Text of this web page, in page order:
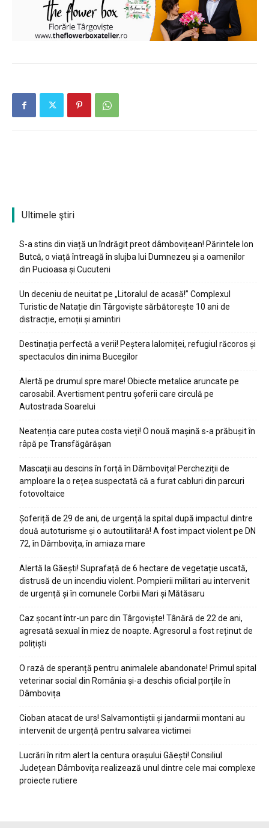
Ultimele ştiri
S-a stins din viață un îndrăgit preot dâmbovițean! Părintele Ion
Butcă, o viață întreagă în slujba lui Dumnezeu și a oamenilor
din Pucioasa și Cucuteni
Un deceniu de neuitat pe „Litoralul de acasă!” Complexul
Turistic de Natație din Târgoviște sărbătorește 10 ani de
distracție, emoții și amintiri
Destinația perfectă a verii! Peștera Ialomiței, refugiul răcoros și
spectaculos din inima Bucegilor
Alertă pe drumul spre mare! Obiecte metalice aruncate pe
carosabil. Avertisment pentru șoferii care circulă pe
Autostrada Soarelui
Neatenția care putea costa vieți! O nouă mașină s-a prăbușit în
râpă pe Transfăgărășan
Mascații au descins în forță în Dâmbovița! Percheziții de
amploare la o rețea suspectată că a furat cabluri din parcuri
fotovoltaice
Șoferiță de 29 de ani, de urgență la spital după impactul dintre
două autoturisme și o autoutilitară! A fost impact violent pe DN
72, în Dâmbovița, în amiaza mare
Alertă la Găești! Suprafață de 6 hectare de vegetație uscată,
distrusă de un incendiu violent. Pompierii militari au intervenit
de urgență și în comunele Corbii Mari și Mătăsaru
Caz șocant într-un parc din Târgoviște! Tânără de 22 de ani,
agresată sexual în miez de noapte. Agresorul a fost reținut de
polițiști
O rază de speranță pentru animalele abandonate! Primul spital
veterinar social din România și-a deschis oficial porțile în
Dâmbovița
Cioban atacat de urs! Salvamontiștii și jandarmii montani au
intervenit de urgență pentru salvarea victimei
Lucrări în ritm alert la centura orașului Găești! Consiliul
Județean Dâmbovița realizează unul dintre cele mai complexe
proiecte rutiere